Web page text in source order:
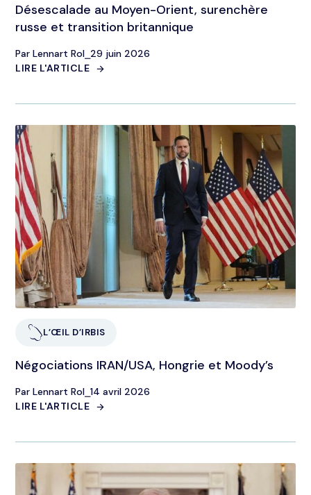
Désescalade au Moyen-Orient, surenchère
russe et transition britannique
Par Lennart Rol 29 juin 2026
LIRE L'ARTICLE
L’ŒIL D’IRBIS
Négociations IRAN/USA, Hongrie et Moody’s
Par Lennart Rol ⎯14 avril 2026
LIRE L'ARTICLE